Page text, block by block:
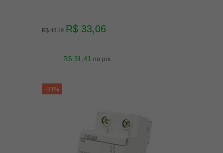
R$ 48,49 R$ 33,06
R$ 31,41 no pix
-31%